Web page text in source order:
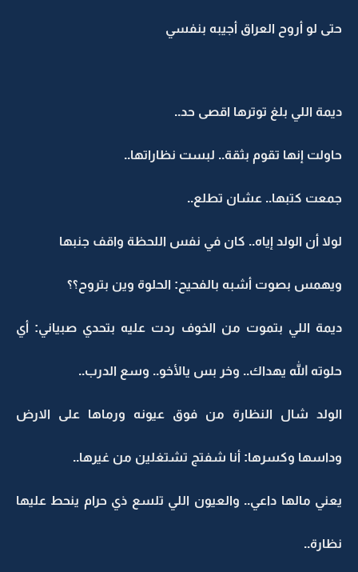
حتى لو أروح العراق أجيبه بنفسي
ديمة اللي بلغ توترها اقصى حد..
حاولت إنها تقوم بثقة.. لبست نظاراتها..
جمعت كتبها.. عشان تطلع..
لولا أن الولد إياه.. كان في نفس اللحظة واقف جنبها
ويهمس بصوت أشبه بالفحيح: الحلوة وين بتروح؟؟
ديمة اللي بتموت من الخوف ردت عليه بتحدي صبياني: أي
حلوته الله يهداك.. وخر بس يالأخو.. وسع الدرب..
الولد شال النظارة من فوق عيونه ورماها على الارض
وداسها وكسرها: أنا شفتج تشتغلين من غيرها..
يعني مالها داعي.. والعيون اللي تلسع ذي حرام ينحط عليها
نظارة..